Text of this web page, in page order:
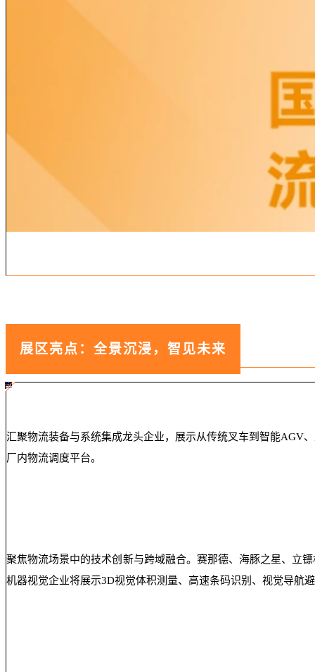
展区亮点：全景沉浸，智见未来
#ff8124 #2ab692
#2ab692 #
ff8124;box-sizing:border-box;">
汇聚物流装备与系统集成龙头企业，展示从传统叉车到智能AGV
厂内物流调度平台。
聚焦物流场景中的技术创新与跨域融合。赛那德、海豚之星、立
机器视觉企业将展示3D视觉体积测量、高速条码识别、视觉导航